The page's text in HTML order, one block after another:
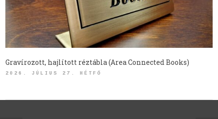
Gravírozott, hajlított réztábla (Area Connected Books)
2026. JÚLIUS 27. HÉTFŐ